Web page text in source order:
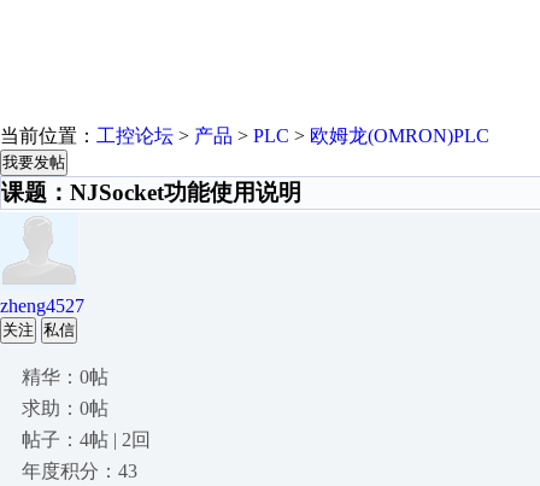
当前位置： 工控论坛 > 产品 > PLC > 欧姆龙(OMRON)PLC
我要发帖
课题：NJSocket功能使用说明
zheng4527
关注 私信
精华：0帖
求助：0帖
帖子：4帖 | 2回
年度积分：43